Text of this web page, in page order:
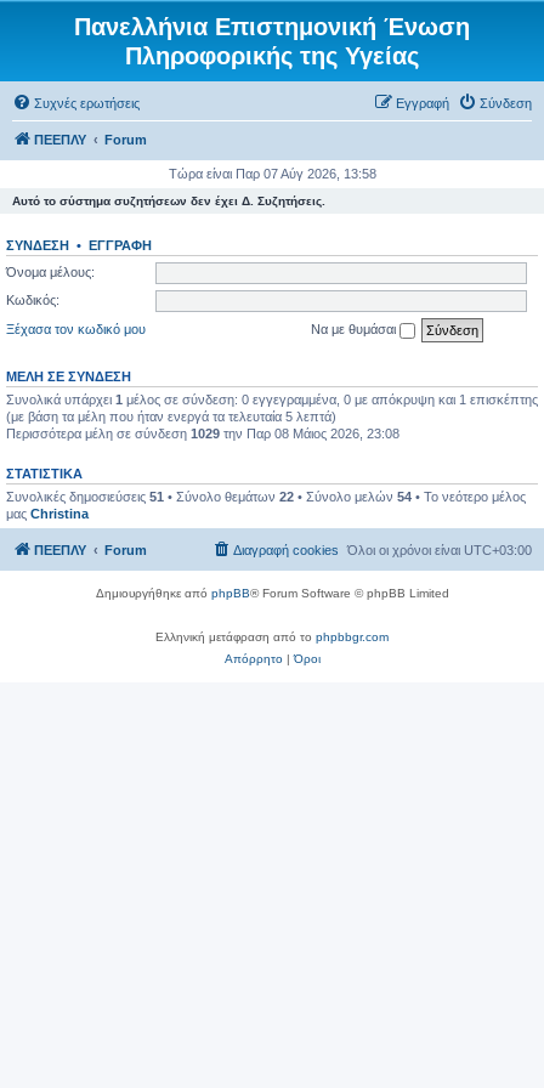
Πανελλήνια Επιστημονική Ένωση
Πληροφορικής της Υγείας
Συχνές ερωτήσεις Σύνδεση
Εγγραφή
ΠΕΕΠΛΥ Forum
Τώρα είναι Παρ 07 Αύγ 2026, 13:58
Αυτό το σύστημα συζητήσεων δεν έχει Δ. Συζητήσεις.
ΣΎΝΔΕΣΗ • ΕΓΓΡΑΦΉ
Όνομα μέλους:
Κωδικός:
Ξέχασα τον κωδικό μου
Να με θυμάσαι
ΜΈΛΗ ΣΕ ΣΎΝΔΕΣΗ
Συνολικά υπάρχει 1 μέλος σε σύνδεση: 0 εγγεγραμμένα, 0 με απόκρυψη και 1 επισκέπτης
(με βάση τα μέλη που ήταν ενεργά τα τελευταία 5 λεπτά)
Περισσότερα μέλη σε σύνδεση 1029 την Παρ 08 Μάιος 2026, 23:08
ΣΤΑΤΙΣΤΙΚΆ
Συνολικές δημοσιεύσεις 51 • Σύνολο θεμάτων 22 • Σύνολο μελών 54 • Το νεότερο μέλος
μας Christina
ΠΕΕΠΛΥ Forum Όλοι οι χρόνοι είναι UTC+03:00
Διαγραφή cookies
Δημιουργήθηκε από phpBB® Forum Software © phpBB Limited
Ελληνική μετάφραση από το phpbbgr.com
Απόρρητο|Όροι